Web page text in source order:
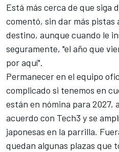
Está más cerca de que siga
comentó, sin dar más pistas
destino, aunque cuando le
seguramente, "el año que
por aquí".
Permanecer en el equipo
complicado si tenemos en
están en nómina para 2027,
acuerdo con Tech3 y se
japonesas en la parrilla.
quedan algunas plazas que